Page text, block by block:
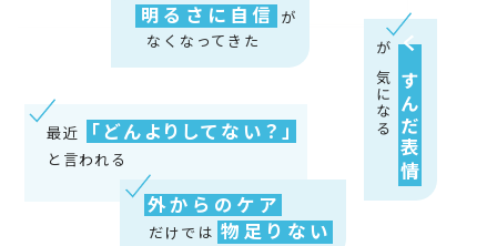
明るさに自信 が
なくなってきた
くすんだ表情
が気になる
最近 「どんよりしてない？」
と言われる
外からのケア
だけでは 物⾜りない